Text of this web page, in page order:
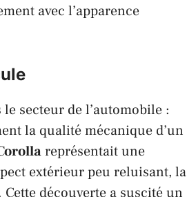
avec l’apparence
secteur de l’automobile :
la qualité mécanique d’un
représentait une
extérieur peu reluisant, la
découverte a suscité un